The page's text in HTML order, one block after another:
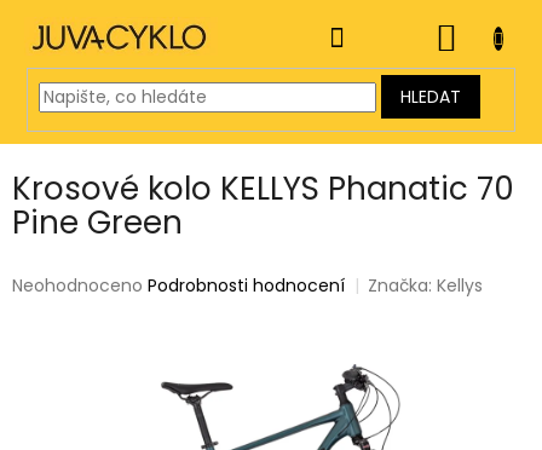
obsah
HLEDAT
KOŠÍK
Krosové kolo KELLYS Phanatic 70
Pine Green
Průměrné
Neohodnoceno Podrobnosti hodnocení Značka:Kellys